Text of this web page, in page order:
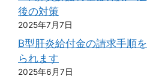
後の対策
2025年7月7日
B型肝炎給付金の請求手順
られます
2025年6月7日